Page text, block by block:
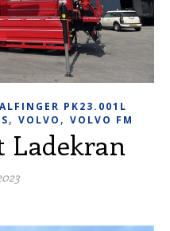
PK23.001L
, VOLVO , VOLVO FM
Ladekran